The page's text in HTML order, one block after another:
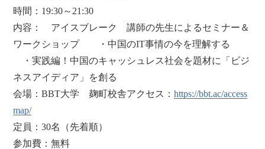
時間：19:30～21:30
内容： アイスブレーク 講師の先生によるセミナー＆
ワークショップ ・中国のIT事情の今を理解する
・実践編！中国のキャッシュレス社会を題材に「ビジ
ネスアイディア」を創る
会場：BBT大学 麹町校舎アクセス：https://bbt.ac/access
map/
定員：30名（先着順）
参加費：無料